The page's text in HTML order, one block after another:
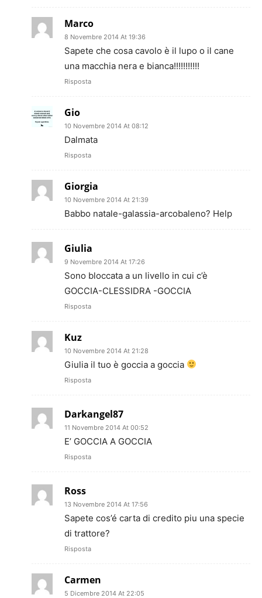
Marco
8 Novembre 2014 At 19:36
Sapete che cosa cavolo è il lupo o il cane
una macchia nera e bianca!!!!!!!!!!!
Risposta
Gio
10 Novembre 2014 At 08:12
Dalmata
Risposta
Giorgia
10 Novembre 2014 At 21:39
Babbo natale-galassia-arcobaleno? Help
Giulia
9 Novembre 2014 At 17:26
Sono bloccata a un livello in cui c’è
GOCCIA-CLESSIDRA -GOCCIA
Risposta
Kuz
10 Novembre 2014 At 21:28
Giulia il tuo è goccia a goccia
Risposta
Darkangel87
11 Novembre 2014 At 00:52
E’ GOCCIA A GOCCIA
Risposta
Ross
13 Novembre 2014 At 17:56
Sapete cos’é carta di credito piu una specie
di trattore?
Risposta
Carmen
5 Dicembre 2014 At 22:05